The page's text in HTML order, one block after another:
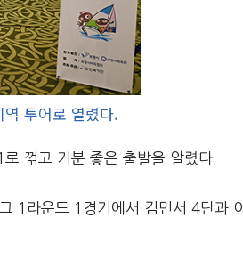
투어로 열렸다.
꺾고 기분 좋은 출발을 알렸다.
1라운드 1경기에서 김민서 4단과 이